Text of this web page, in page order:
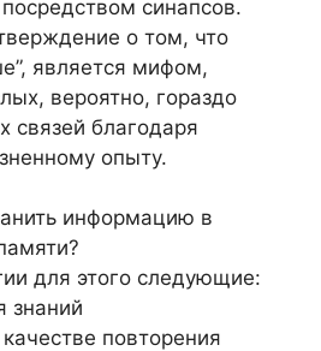
синапсов.
о том, что
является мифом,
вероятно, гораздо
связей благодаря
опыту.
информацию в
для этого следующие:
знаний
повторения